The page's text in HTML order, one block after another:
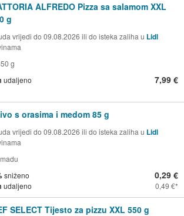
ALFREDO Pizza sa salamom XXL
g
vrijedi do 09.08.2026 ili do isteka zaliha u Lidl
g
udaljeno 7,99 €
s orasima i medom 85 g
vrijedi do 09.08.2026 ili do isteka zaliha u Lidl
sniženo
udaljeno
0,29 €
0,49 €
SELECT Tijesto za pizzu XXL 550 g